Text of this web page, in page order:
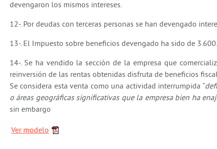
devengaron los mismos intereses.
12-. Por deudas con terceras personas se han devengado
13-. El Impuesto sobre beneficios devengado ha sido de
14-. Se ha vendido la sección de la empresa que
reinversión de las rentas obtenidas disfruta de beneficios
Se considera esta venta como una actividad interrumpida “
o áreas geográficas significativas que la empresa bien ha
sin embargo
Ver modelo